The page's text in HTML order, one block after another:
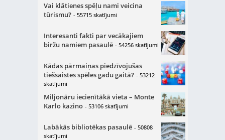
Vai klātienes spēļu nami veicina
tūrismu? - 55715 skatījumi
Interesanti fakti par vecākajiem
biržu namiem pasaulē - 54256 skatījumi
Kādas pārmaiņas piedzīvojušas
tiešsaistes spēles gadu gaitā? - 53212
skatījumi
Miljonāru iecienītākā vieta – Monte
Karlo kazino - 53106 skatījumi
Labākās bibliotēkas pasaulē - 50808
skatījumi